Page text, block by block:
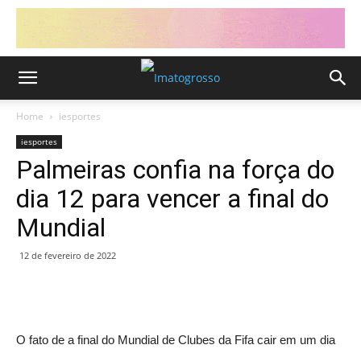
Home iesportes
iesportes
Palmeiras confia na força do
dia 12 para vencer a final do
Mundial
12 de fevereiro de 2022
O fato de a final do Mundial de Clubes da Fifa cair em um dia